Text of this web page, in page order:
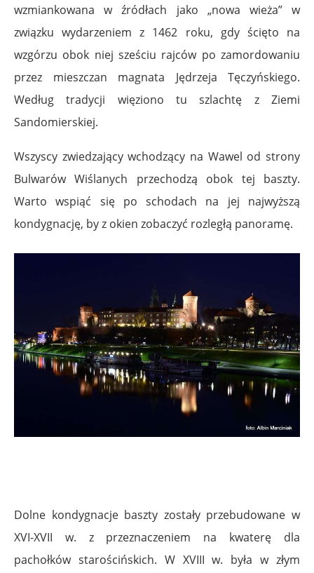
wzmiankowana w źródłach jako „nowa wieża” w
związku wydarzeniem z 1462 roku, gdy ścięto na
wzgórzu obok niej sześciu rajców po zamordowaniu
przez mieszczan magnata Jędrzeja Tęczyńskiego.
Według tradycji więziono tu szlachtę z Ziemi
Sandomierskiej.
Wszyscy zwiedzający wchodzący na Wawel od strony
Bulwarów Wiślanych przechodzą obok tej baszty.
Warto wspiąć się po schodach na jej najwyższą
kondygnację, by z okien zobaczyć rozległą panoramę.
Dolne kondygnacje baszty zostały przebudowane w
XVI-XVII w. z przeznaczeniem na kwaterę dla
pachołków starościńskich. W XVIII w. była w złym